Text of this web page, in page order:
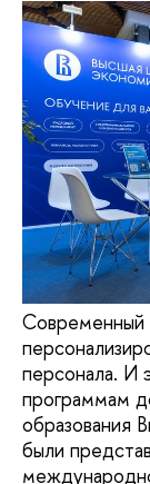
Современный
персонала. И
программам
образования
были